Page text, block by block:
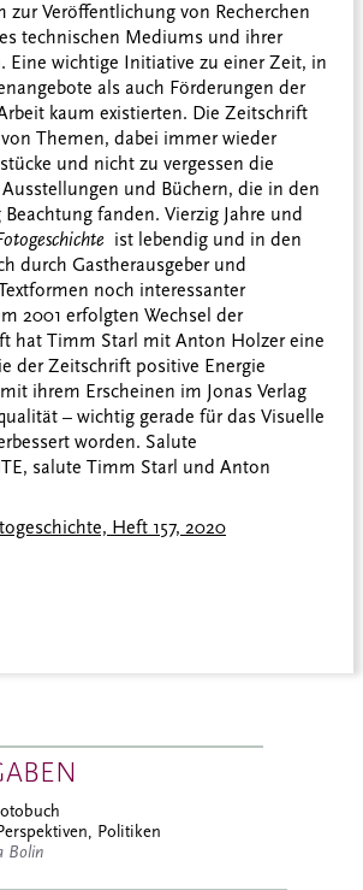
zur Veröffentlichung von Recherchen
technischen Mediums und ihrer
Eine wichtige Initiative zu einer Zeit, in
als auch Förderungen der
kaum existierten. Die Zeitschrift
Themen, dabei immer wieder
und nicht zu vergessen die
und Büchern, die in den
fanden. Vierzig Jahre und
ist lebendig und in den
durch Gastherausgeber und
noch interessanter
2001 erfolgten Wechsel der
hat Timm Starl mit Anton Holzer eine
der Zeitschrift positive Energie
ihrem Erscheinen im Jonas Verlag
– wichtig gerade für das Visuelle
worden. Salute
salute Timm Starl und Anton
Heft 157, 2020
Politiken
Bolin